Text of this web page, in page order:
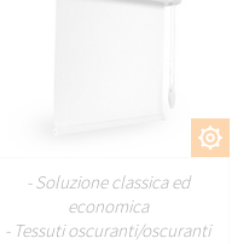
- Soluzione classica ed
economica
- Tessuti oscuranti/oscuranti